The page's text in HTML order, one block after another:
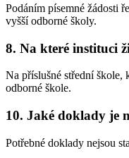
Podáním písemné žádosti
vyšší odborné školy.
8. Na které instituci
Na příslušné střední škole,
odborné škole.
10. Jaké doklady je
Potřebné doklady nejsou